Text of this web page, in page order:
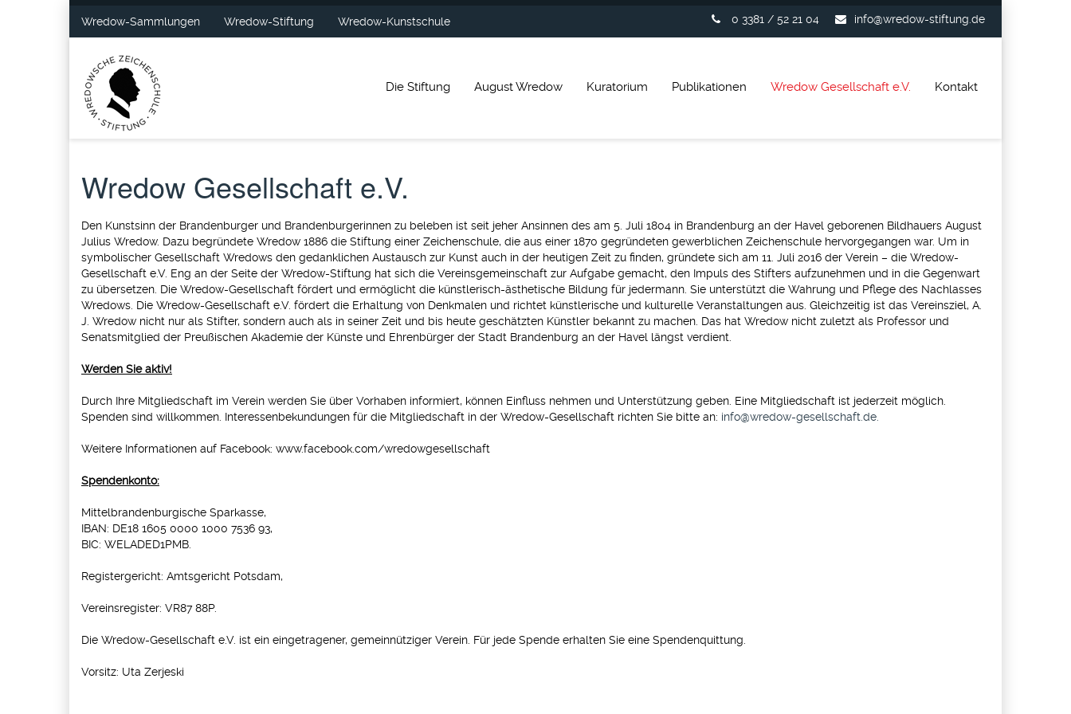
Wredow-Sammlungen Wredow-Stiftung Wredow-Kunstschule 0 3381 / 52 21 04 info@wredow-stiftung.de
Die Stiftung August Wredow Kuratorium Publikationen Wredow Gesellschaft e.V. Kontakt
Wredow Gesellschaft e.V.
Den Kunstsinn der Brandenburger und Brandenburgerinnen zu beleben ist seit jeher Ansinnen des am 5. Juli 1804 in Brandenburg an der Havel geborenen Bildhauers August
Julius Wredow. Dazu begründete Wredow 1886 die Stiftung einer Zeichenschule, die aus einer 1870 gegründeten gewerblichen Zeichenschule hervorgegangen war. Um in
symbolischer Gesellschaft Wredows den gedanklichen Austausch zur Kunst auch in der heutigen Zeit zu finden, gründete sich am 11. Juli 2016 der Verein – die Wredow-
Gesellschaft e.V. Eng an der Seite der Wredow-Stiftung hat sich die Vereinsgemeinschaft zur Aufgabe gemacht, den Impuls des Stifters aufzunehmen und in die Gegenwart
zu übersetzen. Die Wredow-Gesellschaft fördert und ermöglicht die künstlerisch-ästhetische Bildung für jedermann. Sie unterstützt die Wahrung und Pflege des Nachlasses
Wredows. Die Wredow-Gesellschaft e.V. fördert die Erhaltung von Denkmalen und richtet künstlerische und kulturelle Veranstaltungen aus. Gleichzeitig ist das Vereinsziel, A.
J. Wredow nicht nur als Stifter, sondern auch als in seiner Zeit und bis heute geschätzten Künstler bekannt zu machen. Das hat Wredow nicht zuletzt als Professor und
Senatsmitglied der Preußischen Akademie der Künste und Ehrenbürger der Stadt Brandenburg an der Havel längst verdient.
Werden Sie aktiv!
Durch Ihre Mitgliedschaft im Verein werden Sie über Vorhaben informiert, können Einfluss nehmen und Unterstützung geben. Eine Mitgliedschaft ist jederzeit möglich.
Spenden sind willkommen. Interessenbekundungen für die Mitgliedschaft in der Wredow-Gesellschaft richten Sie bitte an: info@wredow-gesellschaft.de
Weitere Informationen auf Facebook: www.facebook.com/wredowgesellschaft
Spendenkonto:
Mittelbrandenburgische Sparkasse,
IBAN: DE18 1605 0000 1000 7536 93,
BIC: WELADED1PMB.
Registergericht: Amtsgericht Potsdam,
Vereinsregister: VR87 88P.
Die Wredow-Gesellschaft e.V. ist ein eingetragener, gemeinnütziger Verein. Für jede Spende erhalten Sie eine Spendenquittung.
Vorsitz: Uta Zerjeski